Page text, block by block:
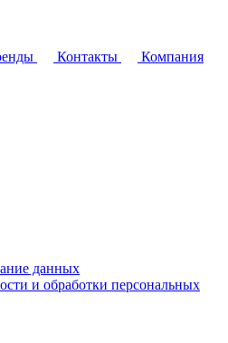
Контакты
Компания
данных
и обработки персональных